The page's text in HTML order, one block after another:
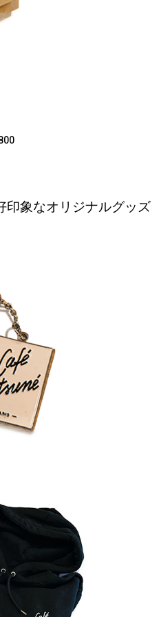
印象なオリジナルグッズ